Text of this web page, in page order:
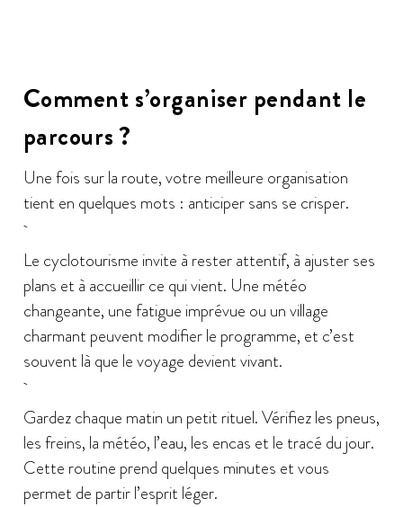
Comment s’organiser pendant le
parcours ?
Une fois sur la route, votre meilleure organisation
tient en quelques mots : anticiper sans se crisper.
Le cyclotourisme invite à rester attentif, à ajuster ses
plans et à accueillir ce qui vient. Une météo
changeante, une fatigue imprévue ou un village
charmant peuvent modifier le programme, et c’est
souvent là que le voyage devient vivant.
Gardez chaque matin un petit rituel. Vérifiez les pneus,
les freins, la météo, l’eau, les encas et le tracé du jour.
Cette routine prend quelques minutes et vous
permet de partir l’esprit léger.